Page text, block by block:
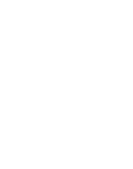
長到8月!!